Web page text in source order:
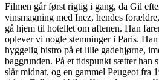
Filmen går først rigtig i gang, da Gil
vinsmagning med Inez, hendes
gå hjem til hotellet om aftenen. Han
oplever vi nogle stemninger i Paris.
hyggelig bistro på et lille gadehjørne,
baggrunden. På et tidspunkt sætter han
slår midnat, og en gammel Peugeot fra